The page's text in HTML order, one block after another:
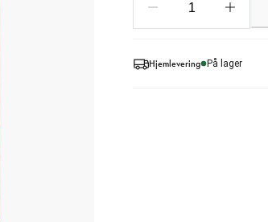
Hjemlevering På lager